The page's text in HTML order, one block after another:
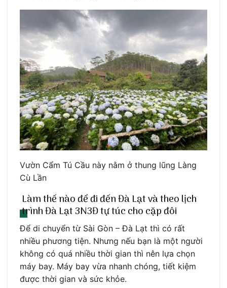
Vườn Cẩm Tú Cầu này nằm ở thung lũng Làng
Cù Lần
Làm thế nào để đi đến Đà Lạt và theo lịch
trình Đà Lạt 3N3Đ tự túc cho cặp đôi
Để di chuyển từ Sài Gòn – Đà Lạt thì có rất
nhiều phương tiện. Nhưng nếu bạn là một người
không có quá nhiều thời gian thì nên lựa chọn
máy bay. Máy bay vừa nhanh chóng, tiết kiệm
được thời gian và sức khỏe.